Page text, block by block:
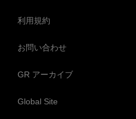
利用規約
お問い合わせ
GR アーカイブ
Global Site